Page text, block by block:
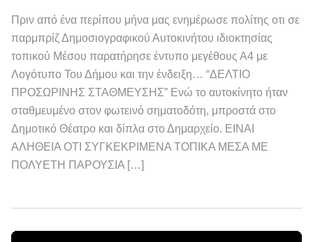
Πριν από ένα περίπου μήνα μας ενημέρωσε πολίτης οτι σε
παρμπρίζ Δημοσιογραφικού Αυτοκινήτου ιδιοκτησίας
τοπικού Μέσου παρατήρησε έντυπο μεγέθους Α4 με
Λογότυπο Του Δήμου και την ένδειξη… “ΔΕΛΤΙΟ
ΠΡΟΣΩΡΙΝΗΣ ΣΤΑΘΜΕΥΣΗΣ” Ενώ το αυτοκίνητο ήταν
σταθμευμένο στον φωτεινό σηματοδότη, μπροστά στο
Δημοτικό Θέατρο και δίπλα στο Δημαρχείο. ΕΙΝΑΙ
ΑΛΗΘΕΙΑ ΟΤΙ ΣΥΓΚΕΚΡΙΜΕΝΑ ΤΟΠΙΚΑ ΜΕΣΑ ΜΕ
ΠΟΛΥΕΤΗ ΠΑΡΟΥΣΙΑ […]